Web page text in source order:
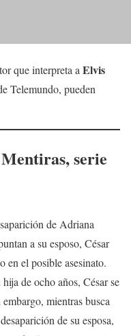
que interpreta a Elvis
Telemundo, pueden
, serie
de Adriana
a su esposo, César
en el posible asesinato.
de ocho años, César se
mientras busca
de su esposa,